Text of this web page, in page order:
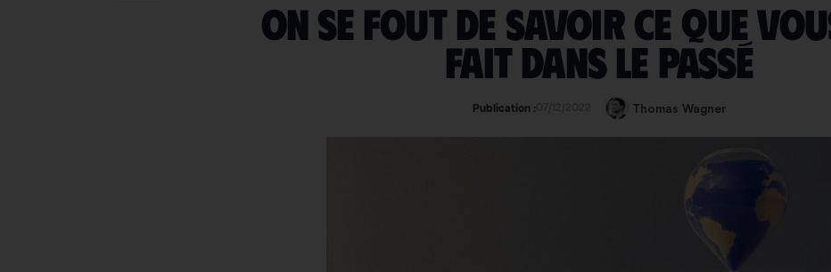
On se fout de savoir ce que
fait dans le passé
Publication :07/12/2022 Thomas Wagner